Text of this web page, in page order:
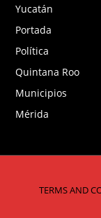
Yucatán
Portada
Política
Quintana Roo
Municipios
Mérida
TERMS AND